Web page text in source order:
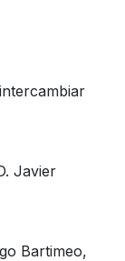
Javier
Bartimeo,